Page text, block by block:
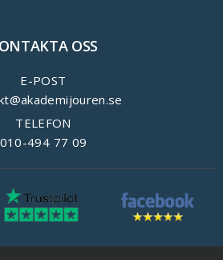
OSS
E-POST
TELEFON
010-494 77 09